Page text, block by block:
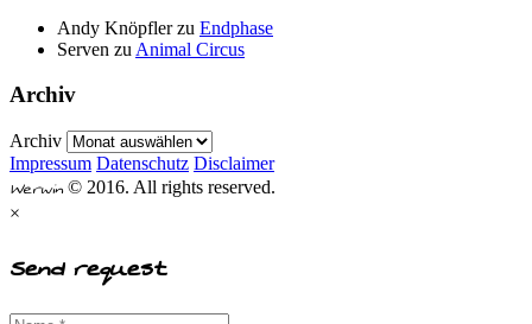
Andy Knöpflerzu Endphase
Serven zu Animal Circus
Archiv
Archiv
Impressum Datenschutz Disclaimer
Werwin© 2016. All rights reserved.
×
Send request